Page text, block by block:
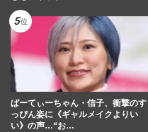
ぱーてぃーちゃん・信子、衝撃のす
っぴん姿に《ギャルメイクよりい
い》の声…“お…